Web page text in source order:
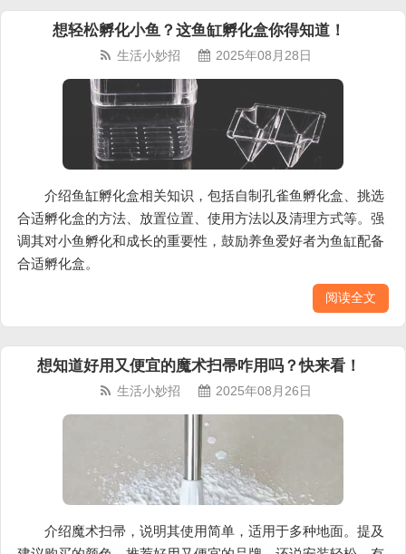
想轻松孵化小鱼？这鱼缸孵化盒你得知道！
生活小妙招 2025年08月28日
介绍鱼缸孵化盒相关知识，包括自制孔雀鱼孵化盒、挑选
合适孵化盒的方法、放置位置、使用方法以及清理方式等。强
调其对小鱼孵化和成长的重要性，鼓励养鱼爱好者为鱼缸配备
合适孵化盒。
阅读全文
想知道好用又便宜的魔术扫帚咋用吗？快来看！
生活小妙招 2025年08月26日
介绍魔术扫帚，说明其使用简单，适用于多种地面。提及